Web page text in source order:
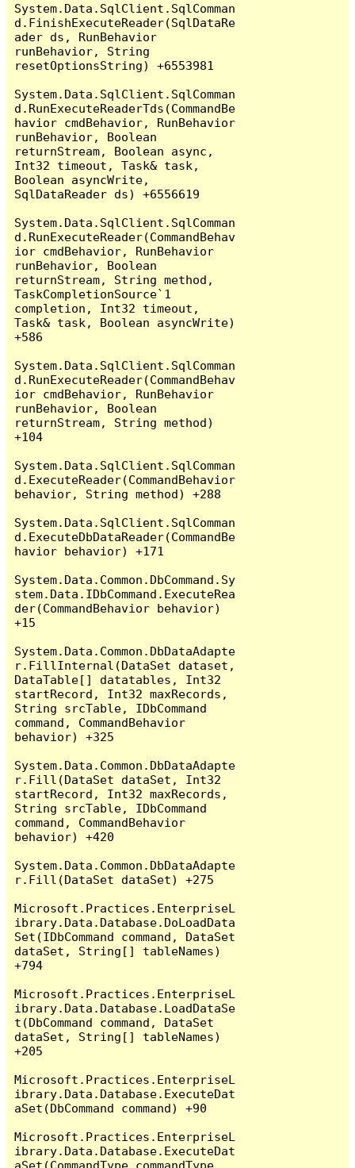
System.Data.SqlClient.SqlComman
d.FinishExecuteReader(SqlDataRe
ader ds, RunBehavior
runBehavior, String
resetOptionsString) +6553981
System.Data.SqlClient.SqlComman
d.RunExecuteReaderTds(CommandBe
havior cmdBehavior, RunBehavior
runBehavior, Boolean
returnStream, Boolean async,
Int32 timeout, Task& task,
Boolean asyncWrite,
SqlDataReader ds) +6556619
System.Data.SqlClient.SqlComman
d.RunExecuteReader(CommandBehav
ior cmdBehavior, RunBehavior
runBehavior, Boolean
returnStream, String method,
TaskCompletionSource`1
completion, Int32 timeout,
Task& task, Boolean asyncWrite)
+586
System.Data.SqlClient.SqlComman
d.RunExecuteReader(CommandBehav
ior cmdBehavior, RunBehavior
runBehavior, Boolean
returnStream, String method)
+104
System.Data.SqlClient.SqlComman
d.ExecuteReader(CommandBehavior
behavior, String method) +288
System.Data.SqlClient.SqlComman
d.ExecuteDbDataReader(CommandBe
havior behavior) +171
System.Data.Common.DbCommand.Sy
stem.Data.IDbCommand.ExecuteRea
der(CommandBehavior behavior)
+15
System.Data.Common.DbDataAdapte
r.FillInternal(DataSet dataset,
DataTable[] datatables, Int32
startRecord, Int32 maxRecords,
String srcTable, IDbCommand
command, CommandBehavior
behavior) +325
System.Data.Common.DbDataAdapte
r.Fill(DataSet dataSet, Int32
startRecord, Int32 maxRecords,
String srcTable, IDbCommand
command, CommandBehavior
behavior) +420
System.Data.Common.DbDataAdapte
r.Fill(DataSet dataSet) +275
Microsoft.Practices.EnterpriseL
ibrary.Data.Database.DoLoadData
Set(IDbCommand command, DataSet
dataSet, String[] tableNames)
+794
Microsoft.Practices.EnterpriseL
ibrary.Data.Database.LoadDataSe
t(DbCommand command, DataSet
dataSet, String[] tableNames)
+205
Microsoft.Practices.EnterpriseL
ibrary.Data.Database.ExecuteDat
aSet(DbCommand command) +90
Microsoft.Practices.EnterpriseL
ibrary.Data.Database.ExecuteDat
aSet(CommandType commandType,